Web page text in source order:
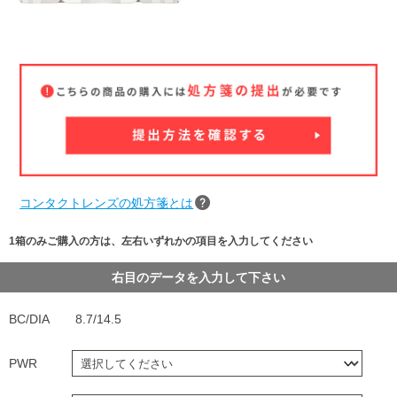
コンタクトレンズの処方箋とは
1箱のみご購入の方は、左右いずれかの項目を入力してください
右目のデータを入力して下さい
BC/DIA 8.7/14.5
PWR